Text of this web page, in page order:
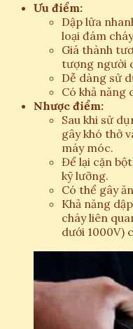
Ưu điểm:
Dập lửa
loại đám
Giá thành
tượng người
Dễ dàng sử
Có khả năng
Nhược điểm:
Sau khi sử
gây khó thở
máy móc.
Để lại cặn
kỹ lưỡng.
Có thể gây
Khả năng
cháy liên
dưới 1000V)